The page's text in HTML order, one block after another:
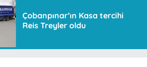
Çobanpınar’ın Kasa tercihi
Reis Treyler oldu